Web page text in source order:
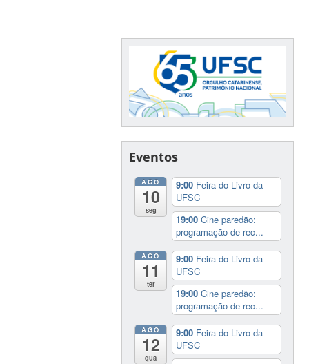
Eventos
AGO
10
seg
9:00 Feira do Livro da
UFSC
19:00Cine paredão:
programação de rec...
AGO
11
ter
9:00 Feira do Livro da
UFSC
19:00Cine paredão:
programação de rec...
AGO
12
qua
9:00 Feira do Livro da
UFSC